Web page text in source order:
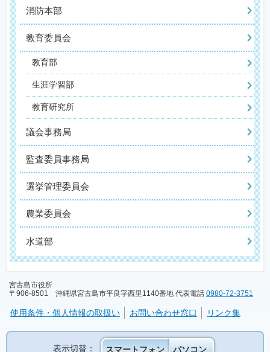
消防本部
教育委員会
教育部
生涯学習部
教育研究所
議会事務局
監査委員事務局
選挙管理委員会
農業委員会
水道部
宮古島市役所
〒906-8501 沖縄県宮古島市平良字西里1140番地 代表電話 0980-72-3751
使用条件・個人情報の取扱い お問い合わせ窓口 リンク集
表示切替： スマートフォン パソコン